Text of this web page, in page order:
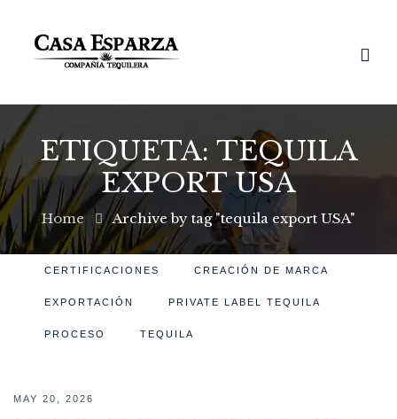
ETIQUETA: TEQUILA
EXPORT USA
Home Archive by tag "tequila export USA"
CERTIFICACIONES CREACIÓN DE MARCA
EXPORTACIÓN PRIVATE LABEL TEQUILA
PROCESO TEQUILA
MAY 20, 2026